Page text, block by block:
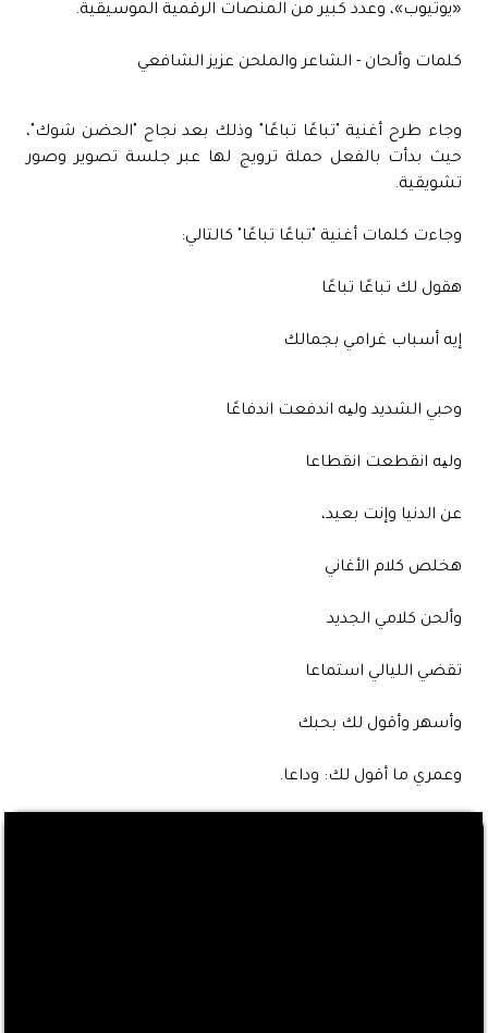
«يوتيوب»، وعدد كبير من المنصات الرقمية الموسيقية.
كلمات وألحان - الشاعر والملحن عزيز الشافعي
وجاء طرح أغنية "تباعًا تباعًا" وذلك بعد نجاح "الحضن شوك"،
حيث بدأت بالفعل حملة ترويج لها عبر جلسة تصوير وصور
تشويقية.
وجاءت كلمات أغنية "تباعًا تباعًا" كالتالي:
هقول لك تباعًا تباعًا
إيه أسباب غرامي بجمالك
وحبي الشديد ولیه اندفعت اندفاعًا
ولیه انقطعت انقطاعا
عن الدنيا وإنت بعيد،
هخلص كلام الأغاني
وألحن كلامي الجديد
تقضي الليالي استماعا
وأسهر وأقول لك بحبك
وعمري ما أقول لك: وداعا.